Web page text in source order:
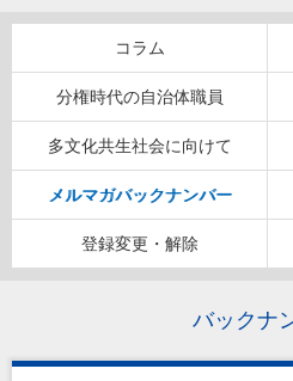
コラム
分権時代の自治体職員
多文化共生社会に向けて
メルマガバックナンバー
登録変更・解除
バックナ